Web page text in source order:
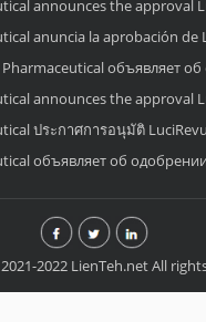
announces the approval
anuncia la aprobación de
объявляет об одобрении
announces the approval
ประกาศการอนุมัติ
объявляет об
2022 LienTeh.net All